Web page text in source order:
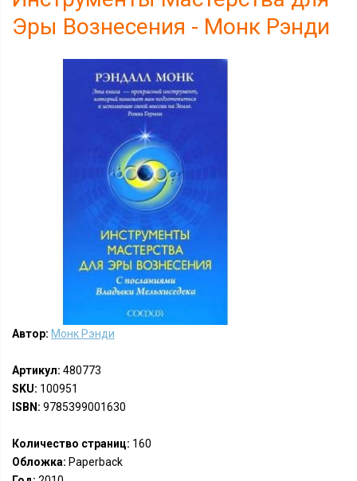
Эры Вознесения - Монк Рэнди
Автор: Монк Рэнди
Артикул: 480773
SKU: 100951
ISBN: 9785399001630
Количество страниц: 160
Обложка: Paperback